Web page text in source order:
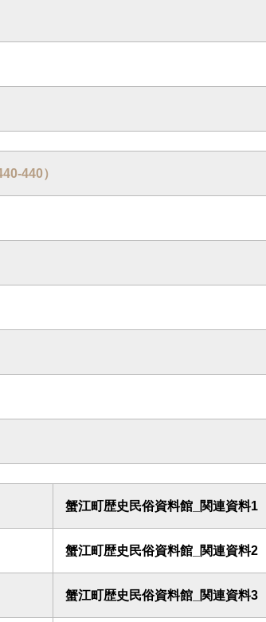
440）
蟹江町歴史民俗資料館_関連資料1
蟹江町歴史民俗資料館_関連資料2
蟹江町歴史民俗資料館_関連資料3